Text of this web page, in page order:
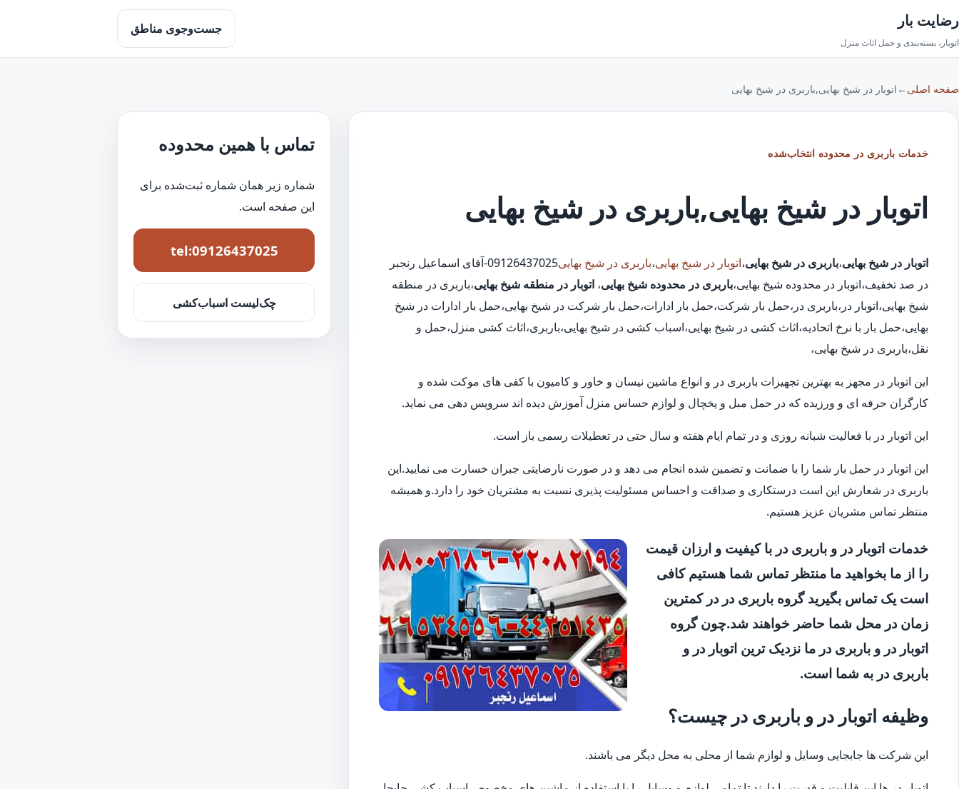
رضایت بار
اتوبار، بسته‌بندی و حمل اثاث منزل
جست‌وجوی مناطق
صفحه اصلی ← اتوبار در شیخ بهایی,باربری در شیخ بهایی
خدمات باربری در محدوده انتخاب‌شده
اتوبار در شیخ بهایی,باربری در شیخ بهایی
اتوبار در شیخ بهایی،باربری در شیخ بهایی،اتوبار در شیخ بهایی،باربری در شیخ بهایی
09126437025-آقای اسماعیل رنجبر
در صد تخفیف،اتوبار در محدوده شیخ بهایی،باربری در محدوده شیخ بهایی، اتوبار در منطقه شیخ بهایی،باربری در منطقه
شیخ بهایی،اتوبار در،باربری در،حمل بار شرکت،حمل بار ادارات،حمل بار شرکت در شیخ بهایی،حمل بار ادارات در شیخ
بهایی،حمل بار با نرخ اتحادیه،اثاث کشی در شیخ بهایی،اسباب کشی در شیخ بهایی،باربری،اثاث کشی منزل،حمل و
نقل،باربری در شیخ بهایی،
این اتوبار در مجهز به بهترین تجهیزات باربری در و انواع ماشین نیسان و خاور و کامیون با کفی های موکت شده و
کارگران حرفه ای و ورزیده که در حمل مبل و یخچال و لوازم حساس منزل آموزش دیده اند سرویس دهی می نماید.
این اتوبار در با فعالیت شبانه روزی و در تمام ایام هفته و سال حتی در تعطیلات رسمی باز است.
این اتوبار در حمل بار شما را با ضمانت و تضمین شده انجام می دهد و در صورت نارضایتی جبران خسارت می نمایید.این
باربری در شعارش این است درستکاری و صداقت و احساس مسئولیت پذیری نسبت به مشتریان خود را دارد.و همیشه
منتظر تماس مشریان عزیز هستیم.
خدمات اتوبار در و باربری در با کیفیت و ارزان قیمت
را از ما بخواهید ما منتظر تماس شما هستیم کافی
است یک تماس بگیرید گروه باربری در در کمترین
زمان در محل شما حاضر خواهند شد.چون گروه
اتوبار در و باربری در ما نزدیک ترین اتوبار در و
باربری در به شما است.
وظیفه اتوبار در و باربری در چیست؟
این شرکت ها جابجایی وسایل و لوازم شما از محلی به محل دیگر می باشند.
تماس با همین محدوده
شماره زیر همان شماره ثبت‌شده برای
این صفحه است.
tel:09126437025
چک‌لیست اسباب‌کشی